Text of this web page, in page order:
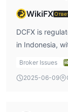
программа на
экспертов и
трейдерам
рынках через
хеджирования.
WikiFX
DCFX is
in Indonesia,
broker also
proceeding
Broker Issues
2025-06-09